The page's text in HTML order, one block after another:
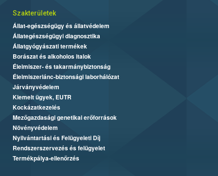
Szakterületek
Állat-egészségügy és állatvédelem
Állategészségügyi diagnosztika
Állatgyógyászati termékek
Borászat és alkoholos italok
Élelmiszer- és takarmánybiztonság
Élelmiszerlánc-biztonsági laborhálózat
Járványvédelem
Kiemelt ügyek, EUTR
Kockázatkezelés
Mezőgazdasági genetikai erőforrások
Növényvédelem
Nyilvántartási és Felügyeleti Díj
Rendszerszervezés és felügyelet
Termékpálya-ellenőrzés